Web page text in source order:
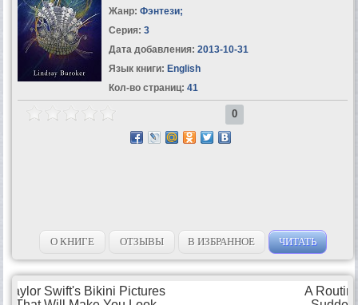
Жанр: Фэнтези;
Серия: 3
Дата добавления: 2013-10-31
Язык книги: English
Кол-во страниц: 41
0
О КНИГЕ ОТЗЫВЫ В ИЗБРАННОЕ ЧИТАТЬ